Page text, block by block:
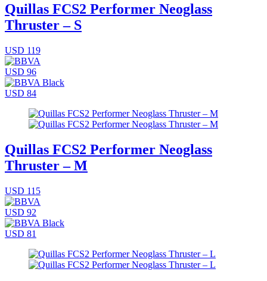
Quillas FCS2 Performer Neoglass
Thruster – S
USD 119
USD 96
USD 84
Quillas FCS2 Performer Neoglass
Thruster – M
USD 115
USD 92
USD 81